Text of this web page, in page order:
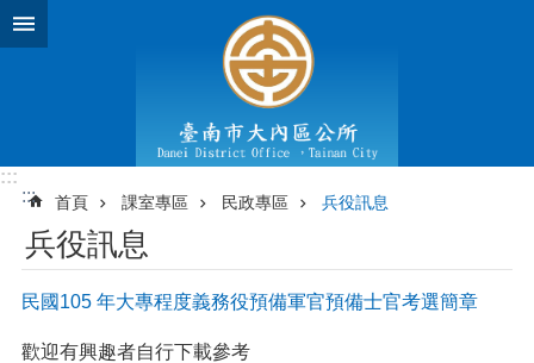
跳到主要內容區塊
:::
:::
首頁 課室專區 民政專區 兵役訊息
兵役訊息
民國105 年大專程度義務役預備軍官預備士官考選簡章
歡迎有興趣者自行下載參考